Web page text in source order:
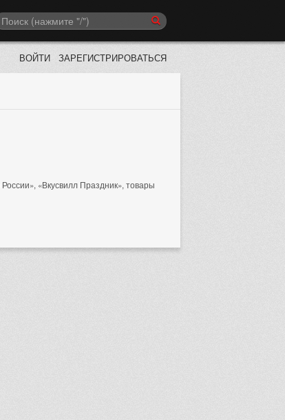
ВОЙТИ ЗАРЕГИСТРИРОВАТЬСЯ
«Вкусвилл Праздник», товары